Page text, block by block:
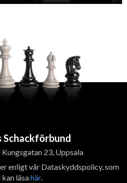
Schackförbund
23, Uppsala
enligt vår Dataskyddspolicy, som
kan läsahär.